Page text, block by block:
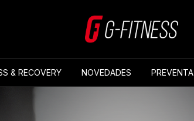
& RECOVERY NOVEDADES PREVENTA